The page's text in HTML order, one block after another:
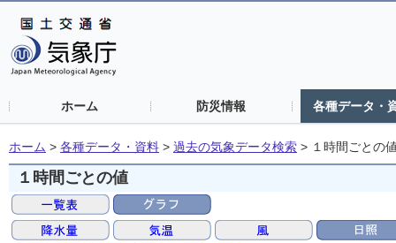
ホーム 防災情報 各種データ・
ホーム > 各種データ・資料 > 過去の気象データ検索 > １時間ごとの
１時間ごとの値